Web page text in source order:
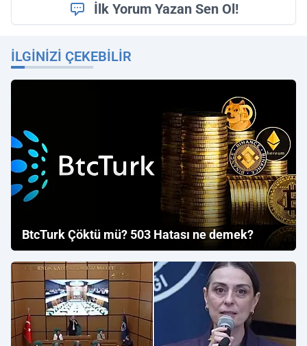
İlk Yorum Yazan Sen Ol!
İLGINIZI ÇEKEBILIR
BtcTurk Çöktü mü? 503 Hatası ne demek?